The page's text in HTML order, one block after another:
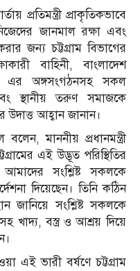
প্রতিমন্ত্রী প্রাকৃতিকভাবে
জানমাল রক্ষা এবং
জন্য চট্টগ্রাম বিভাগের
বাহিনী, বাংলাদেশ
এর অঙ্গসংগঠনসহ সকল
স্থানীয় তরুণ সমাজকে
উদাত্ত আহ্বান জানান।
বলেন, মাননীয় প্রধানমন্ত্রী
এই উদ্ভূত পরিস্থিতির
সংশ্লিষ্ট সকলকে
দিয়েছেন। তিনি কঠিন
জানিয়ে সংশ্লিষ্ট সকলকে
খাদ্য, বস্ত্র ও আশ্রয় দিয়ে
এই ভারী বর্ষণে চট্টগ্রাম